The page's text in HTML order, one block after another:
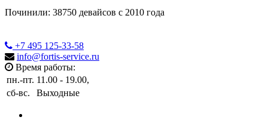
Починили: 38750 девайсов с 2010 года
+7 495 125-33-58
info@fortis-service.ru
Время работы:
пн.-пт. 11.00 - 19.00,
сб-вс.
Выходные